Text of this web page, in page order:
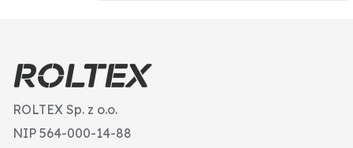
Gwint: M24
Powierzchnia: ocynk galwaniczny
Kierunek gwintu: prawy
Napęd (mm): 36
ROLTEX Sp. z o.o.
NIP 564-000-14-88